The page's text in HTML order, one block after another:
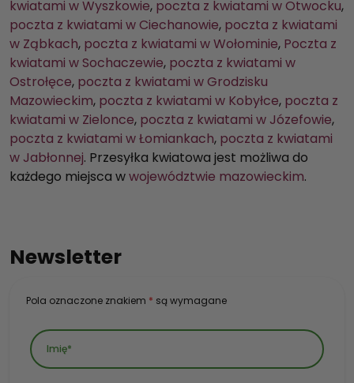
kwiatami w Wyszkowie, poczta z kwiatami w Otwocku,
poczta z kwiatami w Ciechanowie, poczta z kwiatami
w Ząbkach, poczta z kwiatami w Wołominie, Poczta z
kwiatami w Sochaczewie, poczta z kwiatami w
Ostrołęce, poczta z kwiatami w Grodzisku
Mazowieckim, poczta z kwiatami w Kobyłce, poczta z
kwiatami w Zielonce, poczta z kwiatami w Józefowie,
poczta z kwiatami w Łomiankach, poczta z kwiatami
w Jabłonnej. Przesyłka kwiatowa jest możliwa do
każdego miejsca wwojewództwie mazowieckim.
Newsletter
Pola oznaczone znakiem * są wymagane